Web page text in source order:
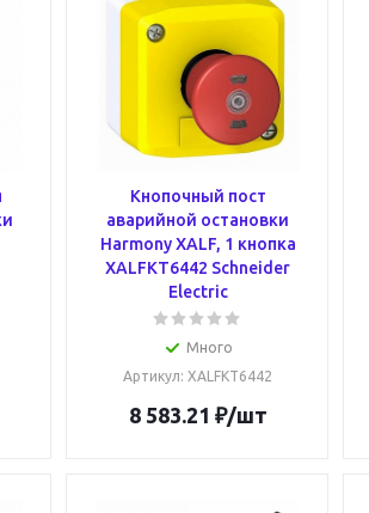
Кнопочный пост
аварийной остановки
Harmony XALF, 1 кнопка
XALFKT6442 Schneider
Electric
Много
Артикул: XALFKT6442
8 583.21 ₽/шт